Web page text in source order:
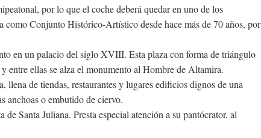
por lo que el coche deberá quedar en uno de los
como Conjunto Histórico-Artístico desde hace más de 70 años, por
en un palacio del siglo XVIII. Esta plaza con forma de triángulo
entre ellas se alza el monumento al Hombre de Altamira.
llena de tiendas, restaurantes y lugares edificios dignos de una
anchoas o embutido de ciervo.
Santa Juliana. Presta especial atención a su pantócrator, al